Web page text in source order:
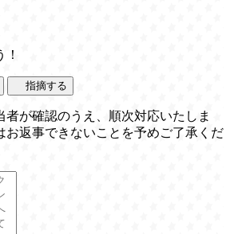
指摘する
者が確認のうえ、順次対応いたしま
お返事できないことを予めご了承くだ